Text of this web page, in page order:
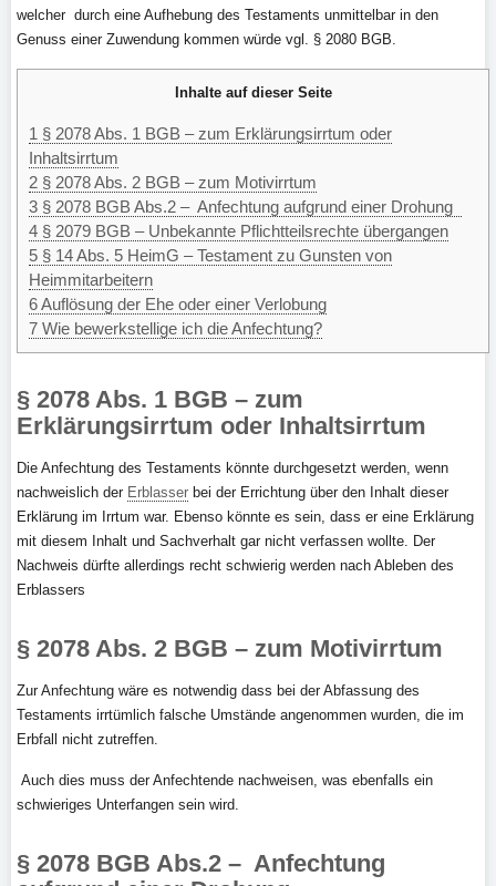
welcher durch eine Aufhebung des Testaments unmittelbar in den
Genuss einer Zuwendung kommen würde vgl. § 2080 BGB.
Inhalte auf dieser Seite
1 § 2078 Abs. 1 BGB – zum Erklärungsirrtum oder
Inhaltsirrtum
2 § 2078 Abs. 2 BGB – zum Motivirrtum
3 § 2078 BGB Abs.2 – Anfechtung aufgrund einer Drohung
4 § 2079 BGB – Unbekannte Pflichtteilsrechte übergangen
5 § 14 Abs. 5 HeimG – Testament zu Gunsten von
Heimmitarbeitern
6Auflösung der Ehe oder einer Verlobung
7 Wie bewerkstellige ich die Anfechtung?
§ 2078 Abs. 1 BGB – zum
Erklärungsirrtum oder Inhaltsirrtum
Die Anfechtung des Testaments könnte durchgesetzt werden, wenn
nachweislich der Erblasser bei der Errichtung über den Inhalt dieser
Erklärung im Irrtum war. Ebenso könnte es sein, dass er eine Erklärung
mit diesem Inhalt und Sachverhalt gar nicht verfassen wollte. Der
Nachweis dürfte allerdings recht schwierig werden nach Ableben des
Erblassers
§ 2078 Abs. 2 BGB – zum Motivirrtum
Zur Anfechtung wäre es notwendig dass bei der Abfassung des
Testaments irrtümlich falsche Umstände angenommen wurden, die im
Erbfall nicht zutreffen.
Auch dies muss der Anfechtende nachweisen, was ebenfalls ein
schwieriges Unterfangen sein wird.
§ 2078 BGB Abs.2 – Anfechtung